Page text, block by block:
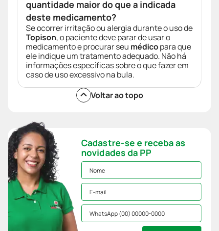
quantidade maior do que a indicada
deste medicamento?
Se ocorrer irritação ou alergia durante o uso de
Topison, o paciente deve parar de usar o
medicamento e procurar seu médicopara que
ele indique um tratamento adequado. Não há
informações específicas sobre o que fazer em
caso de uso excessivo na bula.
Voltar ao topo
Cadastre-se e receba as
novidades da PP